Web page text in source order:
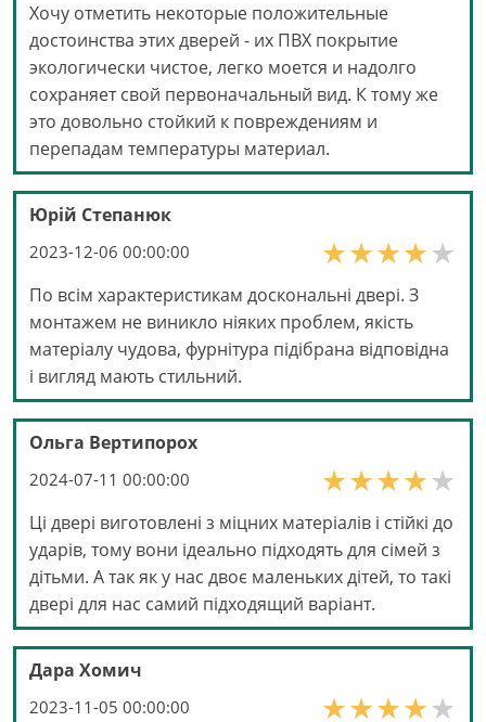
Хочу отметить некоторые положительные
достоинства этих дверей - их ПВХ покрытие
экологически чистое, легко моется и надолго
сохраняет свой первоначальный вид. К тому же
это довольно стойкий к повреждениям и
перепадам температуры материал.
Юрій Степанюк
2023-12-06 00:00:00
По всім характеристикам доскональні двері. З
монтажем не виникло ніяких проблем, якість
матеріалу чудова, фурнітура підібрана відповідна
і вигляд мають стильний.
Ольга Вертипорох
2024-07-11 00:00:00
Ці двері виготовлені з міцних матеріалів і стійкі до
ударів, тому вони ідеально підходять для сімей з
дітьми. А так як у нас двоє маленьких дітей, то такі
двері для нас самий підходящий варіант.
Дара Хомич
2023-11-05 00:00:00